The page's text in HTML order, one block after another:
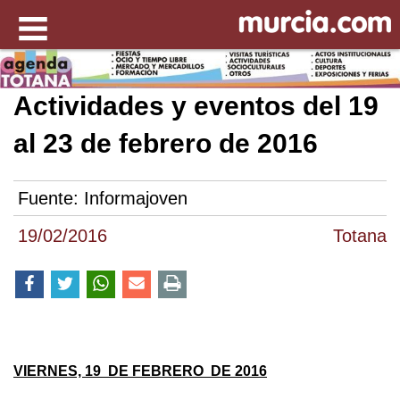
19/02/2016 Totana
Actividades y eventos del 19
al 23 de febrero de 2016
Fuente: Informajoven
VIERNES, 19 DE FEBRERO DE 2016